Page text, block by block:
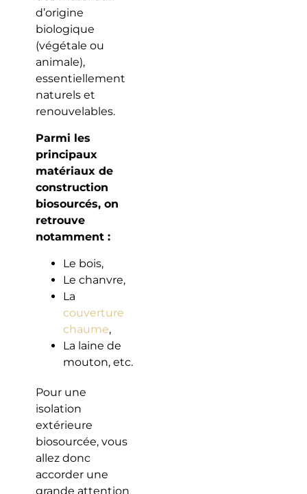
d’origine
biologique
(végétale ou
animale),
essentiellement
naturels et
renouvelables.
Parmi les
principaux
matériaux de
construction
biosourcés, on
retrouve
notamment :
Le bois,
Le chanvre,
La
couverture
chaume,
La laine de
mouton, etc.
Pour une
isolation
extérieure
biosourcée, vous
allez donc
accorder une
grande attention